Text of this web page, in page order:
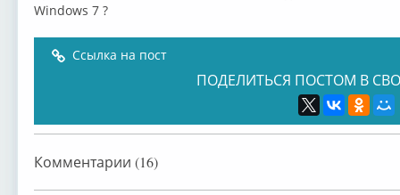
Windows 7 ?
Ссылка на пост
ПОДЕЛИТЬСЯ ПОСТОМ В
Комментарии (16)